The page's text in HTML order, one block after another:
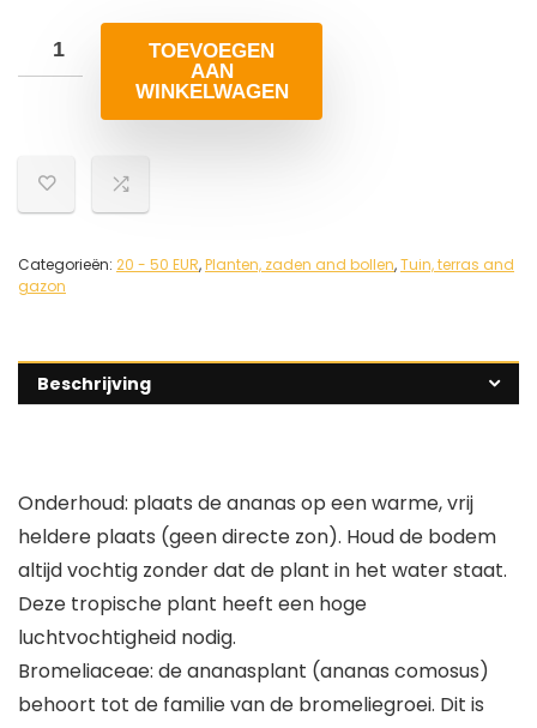
TOEVOEGEN
AAN
WINKELWAGEN
Categorieën: 20 - 50 EUR,Planten, zaden and bollen,Tuin, terras and
gazon
Beschrijving
Onderhoud: plaats de ananas op een warme, vrij
heldere plaats (geen directe zon). Houd de bodem
altijd vochtig zonder dat de plant in het water staat.
Deze tropische plant heeft een hoge
luchtvochtigheid nodig.
Bromeliaceae: de ananasplant (ananas comosus)
behoort tot de familie van de bromeliegroei. Dit is